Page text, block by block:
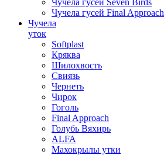
Чучела гусей Seven Birds
Чучела гусей Final Approach
Чучела
уток
Softplast
Кряква
Шилохвость
Свиязь
Чернеть
Чирок
Гоголь
Final Approach
Голубь Вяхирь
ALFA
Махокрылы утки